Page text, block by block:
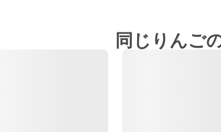
同じりんご